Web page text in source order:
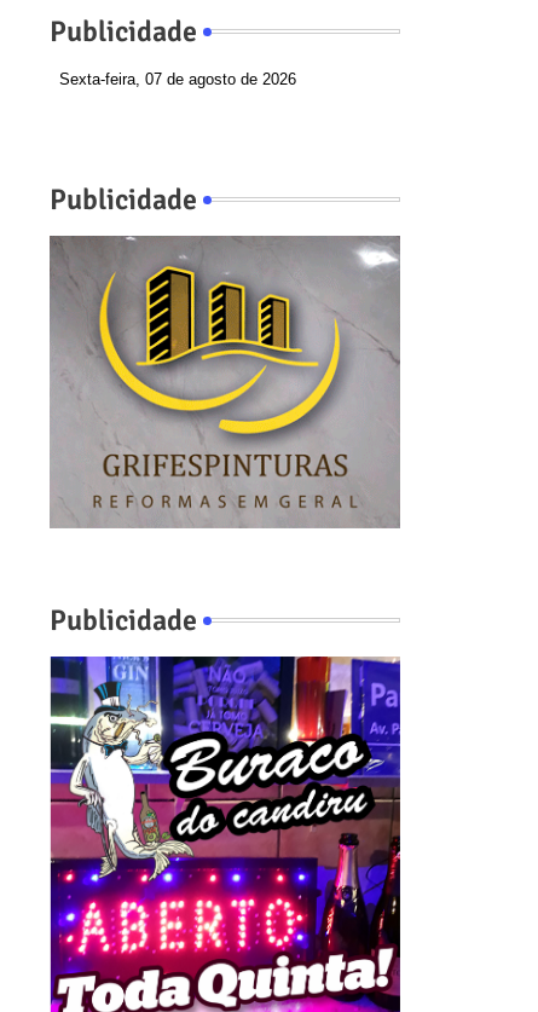
Publicidade
Sexta-feira, 07 de agosto de 2026
Publicidade
Publicidade